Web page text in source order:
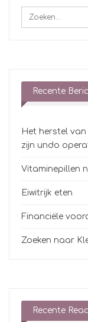
Recente
Het herstel
zijn undo
Vitaminepillen
Eiwitrijk eten
Financiële
Zoeken naar
Recente